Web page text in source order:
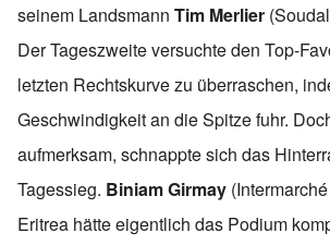
seinem Landsmann Tim Merlier
Der Tageszweite versuchte den Top-
letzten Rechtskurve zu überraschen,
Geschwindigkeit an die Spitze fuhr.
aufmerksam, schnappte sich das
Tagessieg. Biniam Girmay
Eritrea hätte eigentlich das Podium